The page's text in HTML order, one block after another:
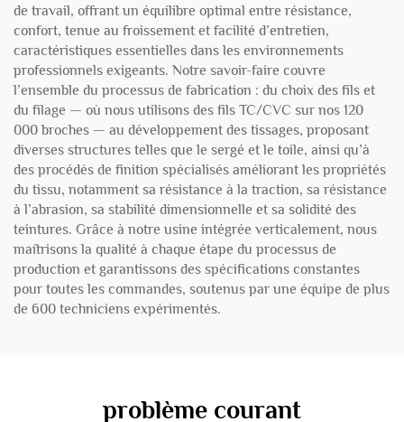
de travail, offrant un équilibre optimal entre résistance,
confort, tenue au froissement et facilité d’entretien,
caractéristiques essentielles dans les environnements
professionnels exigeants. Notre savoir-faire couvre
l’ensemble du processus de fabrication : du choix des fils et
du filage — où nous utilisons des fils TC/CVC sur nos 120
000 broches — au développement des tissages, proposant
diverses structures telles que le sergé et le toile, ainsi qu’à
des procédés de finition spécialisés améliorant les propriétés
du tissu, notamment sa résistance à la traction, sa résistance
à l’abrasion, sa stabilité dimensionnelle et sa solidité des
teintures. Grâce à notre usine intégrée verticalement, nous
maîtrisons la qualité à chaque étape du processus de
production et garantissons des spécifications constantes
pour toutes les commandes, soutenus par une équipe de plus
de 600 techniciens expérimentés.
problème courant